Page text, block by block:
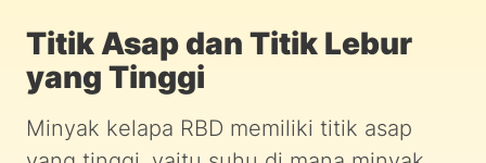
Titik Asap dan Titik Lebur
yang Tinggi
Minyak kelapa RBD memiliki titik asap